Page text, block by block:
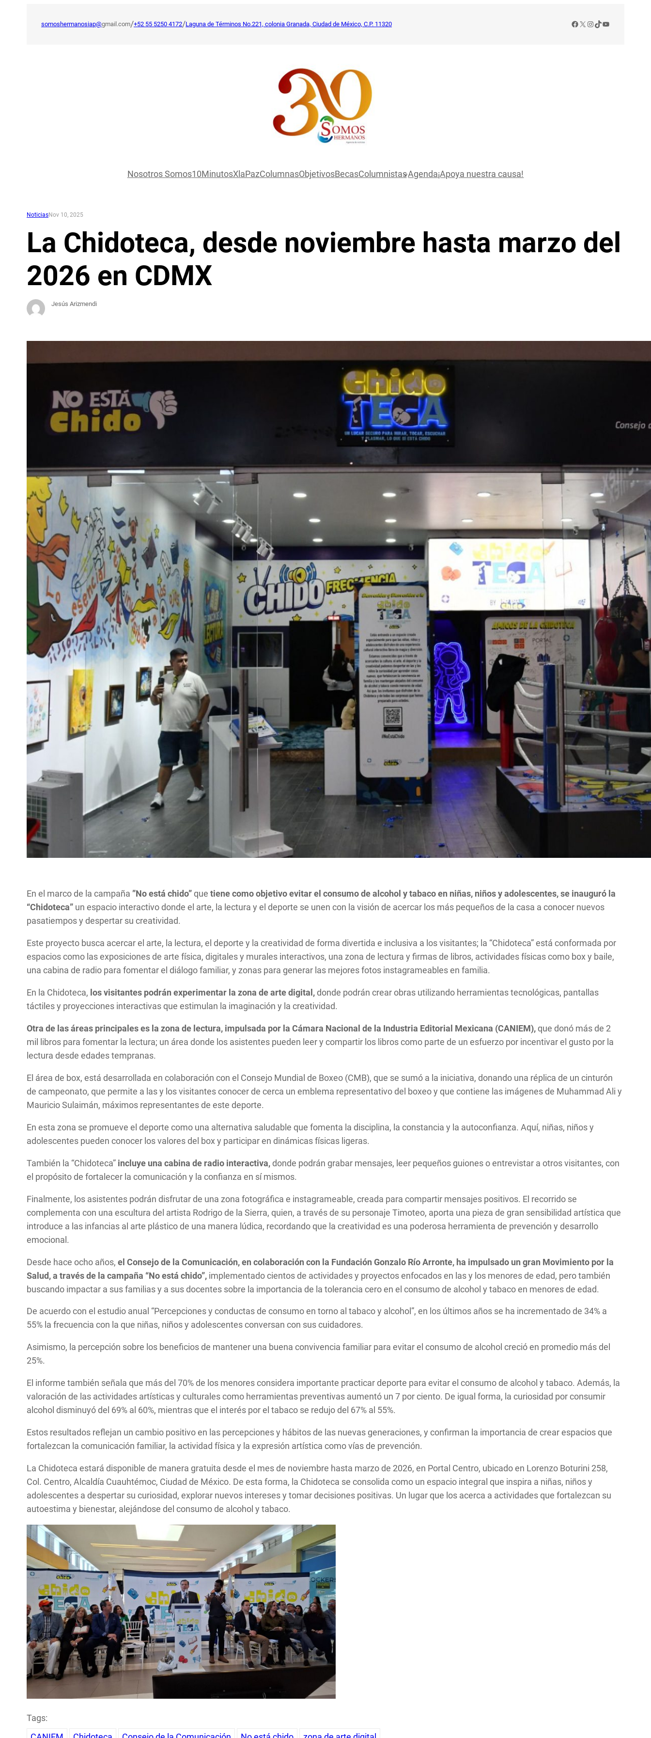
somoshermanosiap@gmail.com/+52 55 5250 4172/Laguna de Términos No.221, colonia Granada, Ciudad de México, C.P. 11320 Facebook
X Instagram
TikTok
YouTube
Nosotros Somos10MinutosXlaPazColumnasObjetivosBecasColumnistasAgenda¡Apoya nuestra causa!
NoticiasNov 10, 2025
La Chidoteca, desde noviembre hasta marzo del
2026 en CDMX
Jesús Arizmendi
En el marco de la campaña ”No está chido” quetiene como objetivo evitar el consumo de alcohol y tabaco en niñas, niños y adolescentes, se inauguró la
“Chidoteca” un espacio interactivo donde el arte, la lectura y el deporte se unen con la visión de acercar los más pequeños de la casa a conocer nuevos
pasatiempos y despertar su creatividad.
Este proyecto busca acercar el arte, la lectura, el deporte y la creatividad de forma divertida e inclusiva a los visitantes; la “Chidoteca” está conformada por
espacios como las exposiciones de arte física, digitales y murales interactivos, una zona de lectura y firmas de libros, actividades físicas como box y baile,
una cabina de radio para fomentar el diálogo familiar, y zonas para generar las mejores fotos instagrameables en familia.
En la Chidoteca, los visitantes podrán experimentar la zona de arte digital, donde podrán crear obras utilizando herramientas tecnológicas, pantallas
táctiles y proyecciones interactivas que estimulan la imaginación y la creatividad.
Otra de las áreas principales es la zona de lectura, impulsada por la Cámara Nacional de la Industria Editorial Mexicana (CANIEM), que donó más de 2
mil libros para fomentar la lectura; un área donde los asistentes pueden leer y compartir los libros como parte de un esfuerzo por incentivar el gusto por la
lectura desde edades tempranas.
El área de box, está desarrollada en colaboración con el Consejo Mundial de Boxeo (CMB), que se sumó a la iniciativa, donando una réplica de un cinturón
de campeonato, que permite a las y los visitantes conocer de cerca un emblema representativo del boxeo y que contiene las imágenes de Muhammad Ali y
Mauricio Sulaimán, máximos representantes de este deporte.
En esta zona se promueve el deporte como una alternativa saludable que fomenta la disciplina, la constancia y la autoconfianza. Aquí, niñas, niños y
adolescentes pueden conocer los valores del box y participar en dinámicas físicas ligeras.
También la “Chidoteca” incluye una cabina de radio interactiva, donde podrán grabar mensajes, leer pequeños guiones o entrevistar a otros visitantes, con
el propósito de fortalecer la comunicación y la confianza en sí mismos.
Finalmente, los asistentes podrán disfrutar de una zona fotográfica e instagrameable, creada para compartir mensajes positivos. El recorrido se
complementa con una escultura del artista Rodrigo de la Sierra, quien, a través de su personaje Timoteo, aporta una pieza de gran sensibilidad artística que
introduce a las infancias al arte plástico de una manera lúdica, recordando que la creatividad es una poderosa herramienta de prevención y desarrollo
emocional.
Desde hace ocho años,el Consejo de la Comunicación, en colaboración con la Fundación Gonzalo Río Arronte, ha impulsado un gran Movimiento por la
Salud, a través de la campaña “No está chido”, implementado cientos de actividades y proyectos enfocados en las y los menores de edad, pero también
buscando impactar a sus familias y a sus docentes sobre la importancia de la tolerancia cero en el consumo de alcohol y tabaco en menores de edad.
De acuerdo con el estudio anual “Percepciones y conductas de consumo en torno al tabaco y alcohol”, en los últimos años se ha incrementado de 34% a
55% la frecuencia con la que niñas, niños y adolescentes conversan con sus cuidadores.
Asimismo, la percepción sobre los beneficios de mantener una buena convivencia familiar para evitar el consumo de alcohol creció en promedio más del
25%.
El informe también señala que más del 70% de los menores considera importante practicar deporte para evitar el consumo de alcohol y tabaco. Además, la
valoración de las actividades artísticas y culturales como herramientas preventivas aumentó un 7 por ciento. De igual forma, la curiosidad por consumir
alcohol disminuyó del 69% al 60%, mientras que el interés por el tabaco se redujo del 67% al 55%.
Estos resultados reflejan un cambio positivo en las percepciones y hábitos de las nuevas generaciones, y confirman la importancia de crear espacios que
fortalezcan la comunicación familiar, la actividad física y la expresión artística como vías de prevención.
La Chidoteca estará disponible de manera gratuita desde el mes de noviembre hasta marzo de 2026, en Portal Centro, ubicado en Lorenzo Boturini 258,
Col. Centro, Alcaldía Cuauhtémoc, Ciudad de México. De esta forma, la Chidoteca se consolida como un espacio integral que inspira a niñas, niños y
adolescentes a despertar su curiosidad, explorar nuevos intereses y tomar decisiones positivas. Un lugar que los acerca a actividades que fortalezcan su
autoestima y bienestar, alejándose del consumo de alcohol y tabaco.
Tags: